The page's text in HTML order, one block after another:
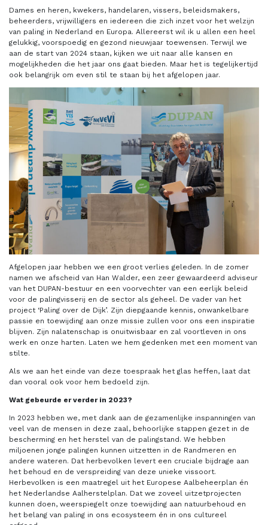
Dames en heren, kwekers, handelaren, vissers, beleidsmakers,
beheerders, vrijwilligers en iedereen die zich inzet voor het welzijn
van paling in Nederland en Europa. Allereerst wil ik u allen een heel
gelukkig, voorspoedig en gezond nieuwjaar toewensen. Terwijl we
aan de start van 2024 staan, kijken we uit naar alle kansen en
mogelijkheden die het jaar ons gaat bieden. Maar het is tegelijkertijd
ook belangrijk om even stil te staan bij het afgelopen jaar.
Afgelopen jaar hebben we een groot verlies geleden. In de zomer
namen we afscheid van Han Walder, een zeer gewaardeerd adviseur
van het DUPAN-bestuur en een voorvechter van een eerlijk beleid
voor de palingvisserij en de sector als geheel. De vader van het
project ‘Paling over de Dijk’. Zijn diepgaande kennis, onwankelbare
passie en toewijding aan onze missie zullen voor ons een inspiratie
blijven. Zijn nalatenschap is onuitwisbaar en zal voortleven in ons
werk en onze harten. Laten we hem gedenken met een moment van
stilte.
Als we aan het einde van deze toespraak het glas heffen, laat dat
dan vooral ook voor hem bedoeld zijn.
Wat gebeurde er verder in 2023?
In 2023 hebben we, met dank aan de gezamenlijke inspanningen van
veel van de mensen in deze zaal, behoorlijke stappen gezet in de
bescherming en het herstel van de palingstand. We hebben
miljoenen jonge palingen kunnen uitzetten in de Randmeren en
andere wateren. Dat herbevolken levert een cruciale bijdrage aan
het behoud en de verspreiding van deze unieke vissoort.
Herbevolken is een maatregel uit het Europese Aalbeheerplan én
het Nederlandse Aalherstelplan. Dat we zoveel uitzetprojecten
kunnen doen, weerspiegelt onze toewijding aan natuurbehoud en
het belang van paling in ons ecosysteem én in ons cultureel